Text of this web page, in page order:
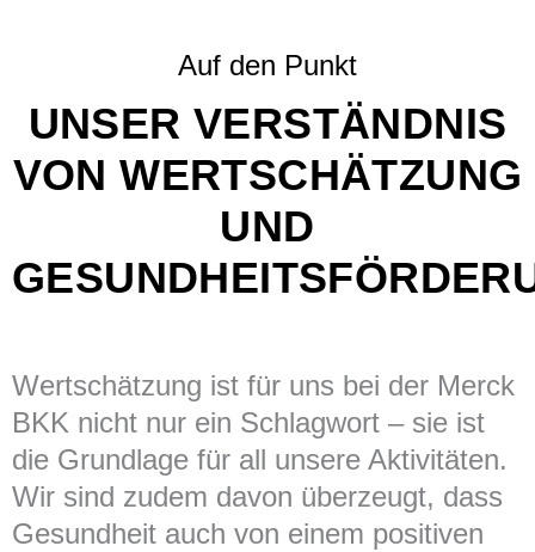
Auf den Punkt
UNSER VERSTÄNDNIS
VON WERTSCHÄTZUNG
UND
Wertschätzung ist für uns bei der Merck
BKK nicht nur ein Schlagwort – sie ist
die Grundlage für all unsere Aktivitäten.
Wir sind zudem davon überzeugt, dass
Gesundheit auch von einem positiven